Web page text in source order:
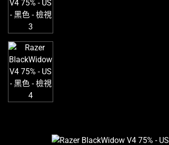
下
方
多
個
縮
圖。
選
擇
任